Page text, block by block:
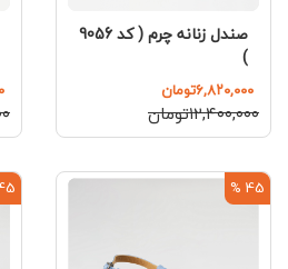
صندل زنانه چرم ( کد 9056
)
۶,۸۲۰,۰۰۰تومان
۱۲,۴۰۰,۰۰۰تومان
45 %
%